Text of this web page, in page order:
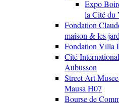
Expo
la Cité du
Fondation
maison & les
Fondation Villa
Cité
Aubusson
Street Art
Mausa H07
Bourse de